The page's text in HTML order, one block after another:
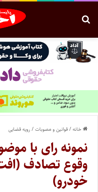
خانه/قوانین و مصوبات/رویه قضایی
نمونه رای با
وقوع تصادف
خودرو)